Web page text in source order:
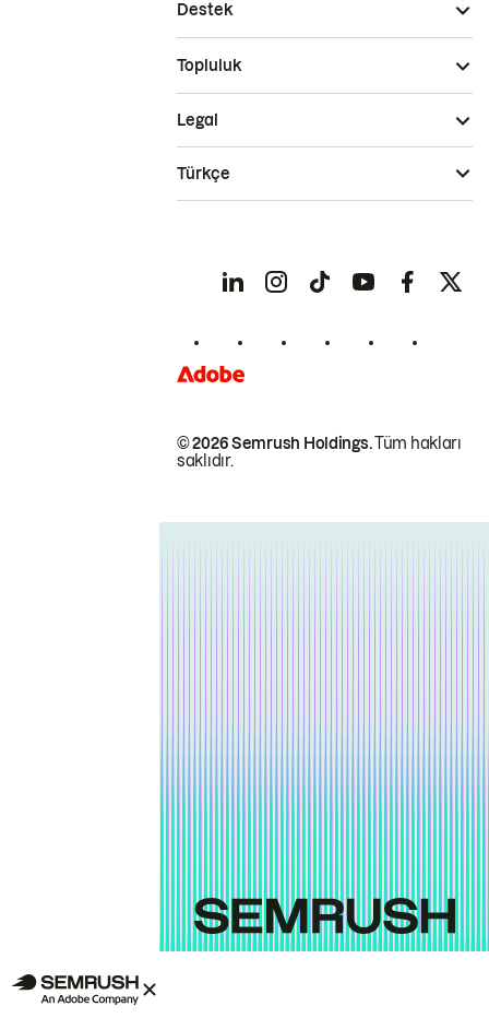
Destek
Topluluk
© 2026 Semrush Holdings.Tüm hakları
saklıdır.
Legal
Türkçe